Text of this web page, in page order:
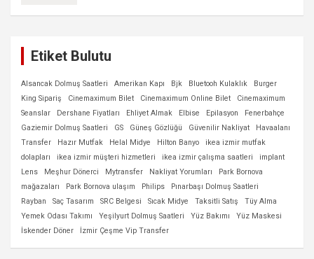
Etiket Bulutu
Alsancak Dolmuş Saatleri Amerikan Kapı Bjk Bluetooh Kulaklık
Burger
King Sipariş
Cinemaximum Bilet Cinemaximum Online Bilet
Cinemaximum
Seanslar
Dershane Fiyatları Ehliyet Almak Elbise Epilasyon
Fenerbahçe
Gaziemir Dolmuş Saatleri
GS Güneş Gözlüğü Güvenilir Nakliyat
Havaalanı
Transfer
Hazır Mutfak Helal Midye Hilton Banyo
ikea izmir mutfak
dolapları
ikea izmir müşteri hizmetleri ikea izmir çalışma saatleri
implant
Lens
Meşhur Dönerci Mytransfer Nakliyat Yorumları
Park Bornova
mağazaları
Park Bornova ulaşım Philips
Pınarbaşı Dolmuş Saatleri
Rayban
Saç Tasarım SRC Belgesi Sıcak Midye Taksitli Satış
Tüy Alma
Yemek Odası Takımı
Yeşilyurt Dolmuş Saatleri Yüz Bakımı
Yüz Maskesi
İskender Döner
İzmir Çeşme Vip Transfer